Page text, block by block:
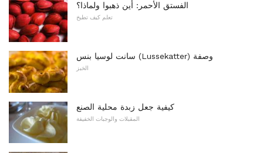
الفستق الأحمر: أين ذهبوا ولماذا؟
تعلم كيف تطبخ
سانت لوسيا بنس (Lussekatter) وصفة
الخبز
كيفية جعل زبدة محلية الصنع
المقبلات والوجبات الخفيفة